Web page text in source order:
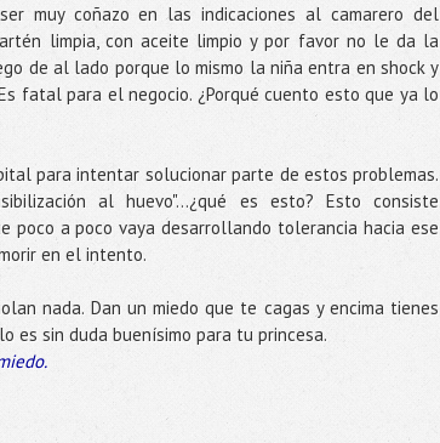
muy coñazo en las indicaciones al camarero del
limpia, con aceite limpio y por favor no le da la
de al lado porque lo mismo la niña entra en shock y
fatal para el negocio. ¿Porqué cuento esto que ya lo
para intentar solucionar parte de estos problemas.
al huevo"...¿qué es esto? Esto consiste
poco a poco vaya desarrollando tolerancia hacia ese
en el intento.
nada. Dan un miedo que te cagas y encima tienes
es sin duda buenísimo para tu princesa.